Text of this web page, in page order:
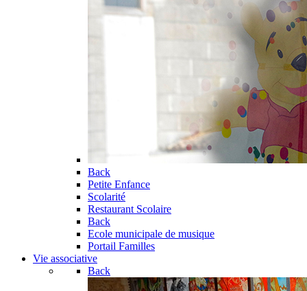
Back
Petite Enfance
Scolarité
Restaurant Scolaire
Back
Ecole municipale de musique
Portail Familles
Vie associative
Back